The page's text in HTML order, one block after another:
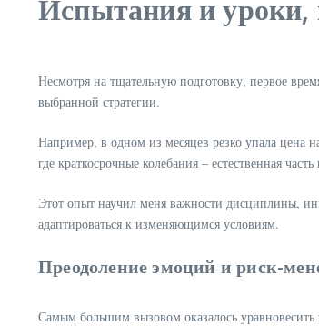
Испытания и уроки,
Несмотря на тщательную подготовку, первое
выбранной стратегии.
Например, в одном из месяцев резко упала цена
где краткосрочные колебания – естественная часть
Этот опыт научил меня важности дисциплины,
адаптироваться к изменяющимся условиям.
Преодоление эмоций и риск-
Самым большим вызовом оказалось